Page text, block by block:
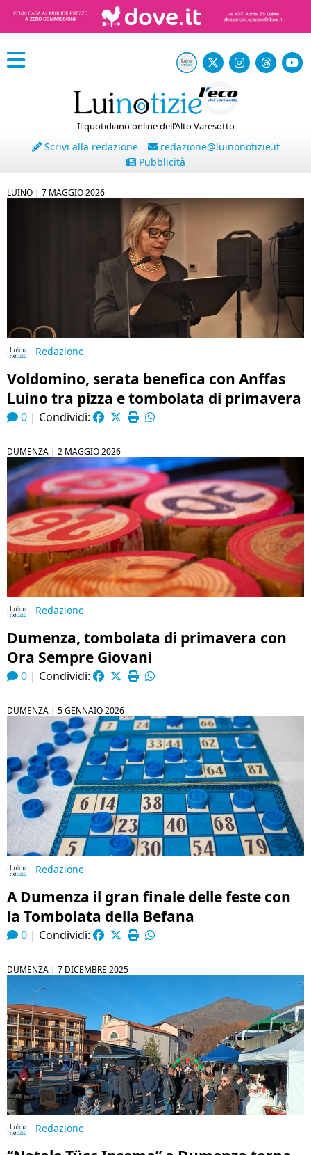
Il quotidiano online dell’Alto Varesotto
Scrivi alla redazione
redazione@luinonotizie.it
Pubblicità
LUINO | 7 MAGGIO 2026
Redazione
Voldomino, serata benefica con Anffas
Luino tra pizza e tombolata di primavera
0 | Condividi:
DUMENZA | 2 MAGGIO 2026
Redazione
Dumenza, tombolata di primavera con
Ora Sempre Giovani
0 | Condividi:
DUMENZA | 5 GENNAIO 2026
Redazione
A Dumenza il gran finale delle feste con
la Tombolata della Befana
0 | Condividi:
DUMENZA | 7 DICEMBRE 2025
Redazione